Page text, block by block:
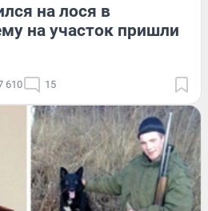
на лося в
на участок пришли
610 15